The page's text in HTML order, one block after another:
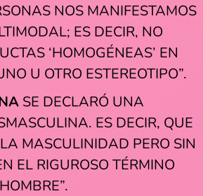
NOS MANIFESTAMOS
ES DECIR, NO
‘HOMOGÉNEAS’ EN
U OTRO ESTEREOTIPO”.
SE DECLARÓ UNA
ES DECIR, QUE
MASCULINIDAD PERO SIN
EL RIGUROSO TÉRMINO